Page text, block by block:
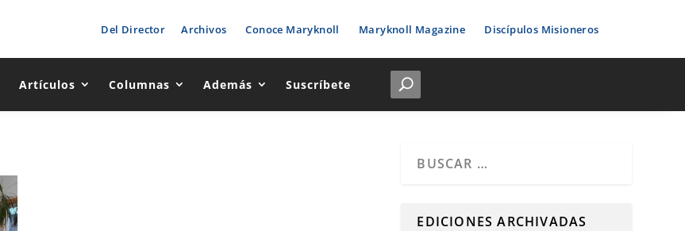
Del Director Archivos Conoce Maryknoll Maryknoll Magazine Discípulos Misioneros
Artículos Columnas Además Suscríbete
EDICIONES ARCHIVADAS